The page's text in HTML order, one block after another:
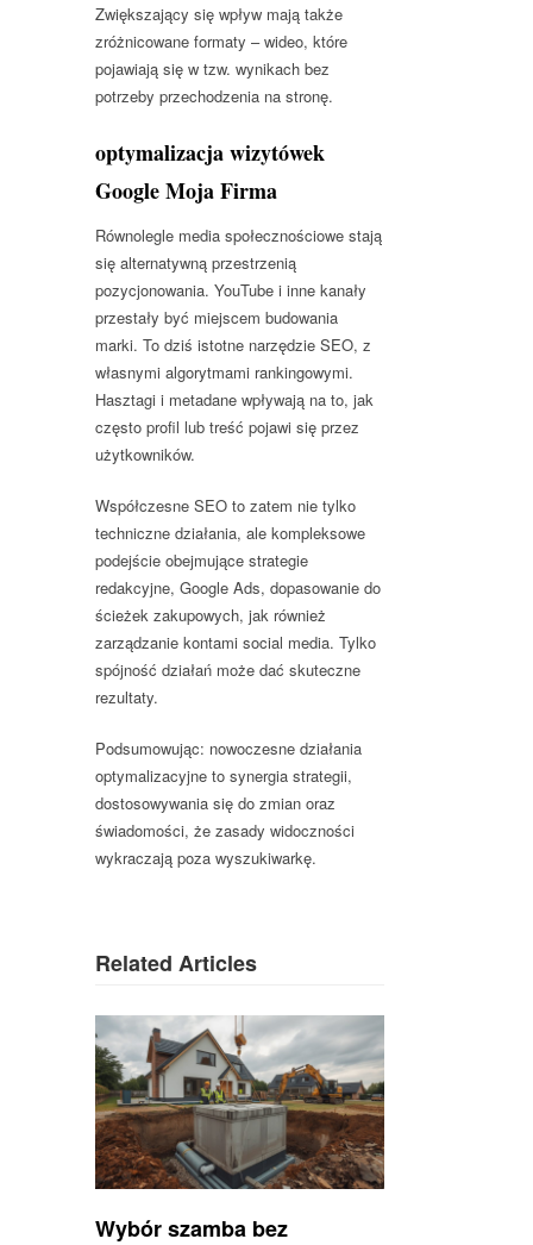
Zwiększający się wpływ mają także
zróżnicowane formaty – wideo, które
pojawiają się w tzw. wynikach bez
potrzeby przechodzenia na stronę.
optymalizacja wizytówek
Google Moja Firma
Równolegle media społecznościowe stają
się alternatywną przestrzenią
pozycjonowania. YouTube i inne kanały
przestały być miejscem budowania
marki. To dziś istotne narzędzie SEO, z
własnymi algorytmami rankingowymi.
Hasztagi i metadane wpływają na to, jak
często profil lub treść pojawi się przez
użytkowników.
Współczesne SEO to zatem nie tylko
techniczne działania, ale kompleksowe
podejście obejmujące strategie
redakcyjne, Google Ads, dopasowanie do
ścieżek zakupowych, jak również
zarządzanie kontami social media. Tylko
spójność działań może dać skuteczne
rezultaty.
Podsumowując: nowoczesne działania
optymalizacyjne to synergia strategii,
dostosowywania się do zmian oraz
świadomości, że zasady widoczności
wykraczają poza wyszukiwarkę.
Related Articles
Wybór szamba bez